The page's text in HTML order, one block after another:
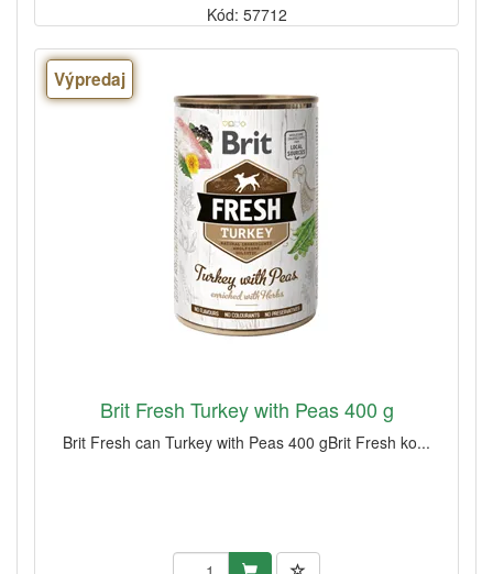
Kód: 57712
Výpredaj
Brit Fresh Turkey with Peas 400 g
Brit Fresh can Turkey with Peas 400 gBrit Fresh ko...